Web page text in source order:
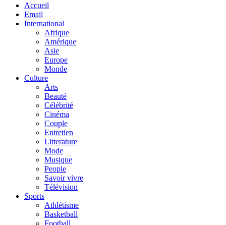
Accueil
Email
International
Afrique
Amérique
Asie
Europe
Monde
Culture
Arts
Beauté
Célébrité
Cinéma
Couple
Entretien
Litterature
Mode
Musique
People
Savoir vivre
Télévision
Sports
Athlétisme
Basketball
Football